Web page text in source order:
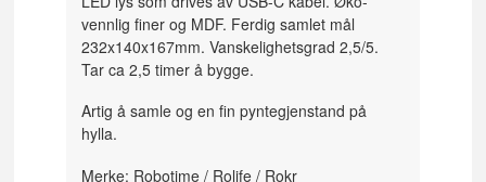
vennlig finer og MDF. Ferdig samlet mål
232x140x167mm. Vanskelighetsgrad 2,5/5.
Tar ca 2,5 timer å bygge.
Artig å samle og en fin pyntegjenstand på
hylla.
Merke: Robotime / Rolife / Rokr